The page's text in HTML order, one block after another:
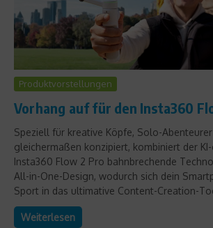
Produktvorstellungen
Vorhang auf für den Insta360
Speziell für kreative Köpfe, Solo-
gleichermaßen konzipiert, kombiniert der
Insta360 Flow 2 Pro bahnbrechende
All-in-One-Design, wodurch sich dein
Sport in das ultimative Content-Creation-
Weiterlesen